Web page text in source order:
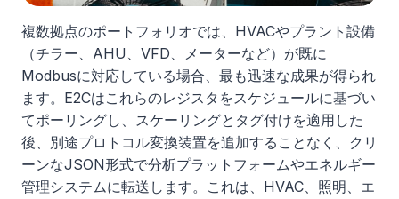
複数拠点のポートフォリオでは、HVACやプラント設備
（チラー、AHU、VFD、メーターなど）が既に
Modbusに対応している場合、最も迅速な成果が得られ
ます。E2Cはこれらのレジスタをスケジュールに基づい
てポーリングし、スケーリングとタグ付けを適用した
後、別途プロトコル変換装置を追加することなく、クリ
ーンなJSON形式で分析プラットフォームやエネルギー
管理システムに転送します。これは、HVAC、照明、エ